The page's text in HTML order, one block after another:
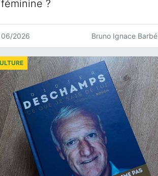
féminine ?
06/2026 Bruno Ignace Barbé